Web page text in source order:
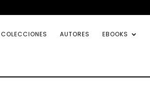
COLECCIONES AUTORES EBOOKS